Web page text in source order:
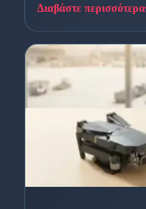
Διαβάστε περισσότερα